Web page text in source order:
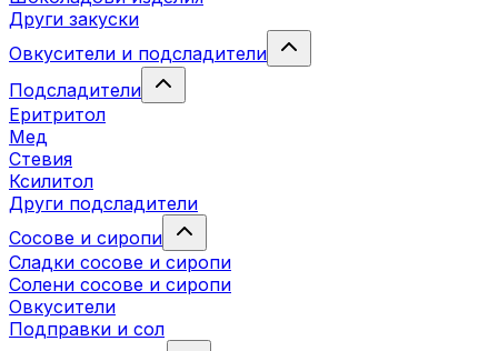
Други закуски
Овкусители и подсладители
Подсладители
Еритритол
Мед
Стевия
Ксилитол
Други подсладители
Сосове и сиропи
Сладки сосове и сиропи
Солени сосове и сиропи
Овкусители
Подправки и сол